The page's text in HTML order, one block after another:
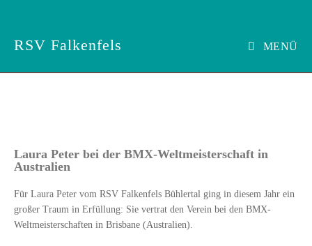
RSV Falkenfels MENÜ
Laura Peter bei der BMX-Weltmeisterschaft in
Australien
Für Laura Peter vom RSV Falkenfels Bühlertal ging in diesem Jahr ein
großer Traum in Erfüllung: Sie vertrat den Verein bei den BMX-
Weltmeisterschaften in Brisbane (Australien).